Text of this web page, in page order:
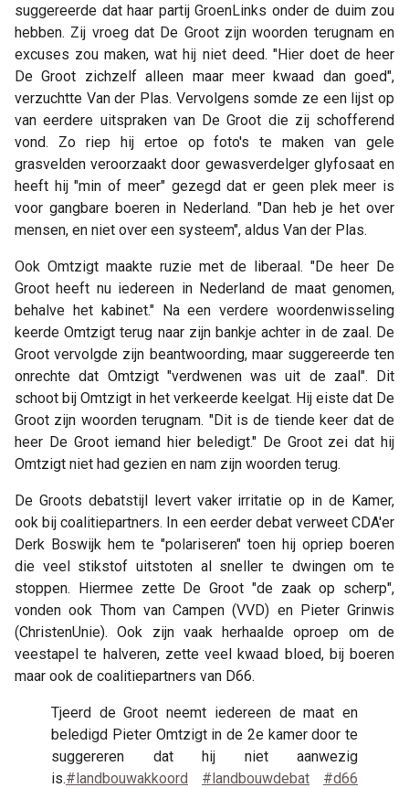
suggereerde dat haar partij GroenLinks onder de duim zou
hebben. Zij vroeg dat De Groot zijn woorden terugnam en
excuses zou maken, wat hij niet deed. "Hier doet de heer
De Groot zichzelf alleen maar meer kwaad dan goed",
verzuchtte Van der Plas. Vervolgens somde ze een lijst op
van eerdere uitspraken van De Groot die zij schofferend
vond. Zo riep hij ertoe op foto's te maken van gele
grasvelden veroorzaakt door gewasverdelger glyfosaat en
heeft hij "min of meer" gezegd dat er geen plek meer is
voor gangbare boeren in Nederland. "Dan heb je het over
mensen, en niet over een systeem", aldus Van der Plas.
Ook Omtzigt maakte ruzie met de liberaal. "De heer De
Groot heeft nu iedereen in Nederland de maat genomen,
behalve het kabinet." Na een verdere woordenwisseling
keerde Omtzigt terug naar zijn bankje achter in de zaal. De
Groot vervolgde zijn beantwoording, maar suggereerde ten
onrechte dat Omtzigt "verdwenen was uit de zaal". Dit
schoot bij Omtzigt in het verkeerde keelgat. Hij eiste dat De
Groot zijn woorden terugnam. "Dit is de tiende keer dat de
heer De Groot iemand hier beledigt." De Groot zei dat hij
Omtzigt niet had gezien en nam zijn woorden terug.
De Groots debatstijl levert vaker irritatie op in de Kamer,
ook bij coalitiepartners. In een eerder debat verweet CDA'er
Derk Boswijk hem te "polariseren" toen hij opriep boeren
die veel stikstof uitstoten al sneller te dwingen om te
stoppen. Hiermee zette De Groot "de zaak op scherp",
vonden ook Thom van Campen (VVD) en Pieter Grinwis
(ChristenUnie). Ook zijn vaak herhaalde oproep om de
veestapel te halveren, zette veel kwaad bloed, bij boeren
maar ook de coalitiepartners van D66.
Tjeerd de Groot neemt iedereen de maat en
beledigd Pieter Omtzigt in de 2e kamer door te
suggereren dat hij niet aanwezig
is.#landbouwakkoord #landbouwdebat
#d66